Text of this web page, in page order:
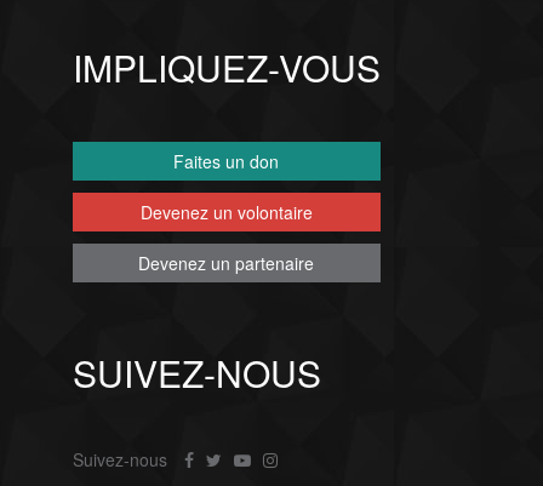
IMPLIQUEZ-VOUS
Faites un don
Devenez un volontaire
Devenez un partenaire
SUIVEZ-NOUS
Suivez-nous